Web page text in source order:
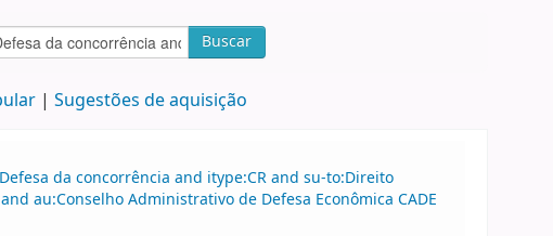
Buscar
Sugestões de aquisição
da concorrência and itype:CR and su-to:Direito
au:Conselho Administrativo de Defesa Econômica CADE